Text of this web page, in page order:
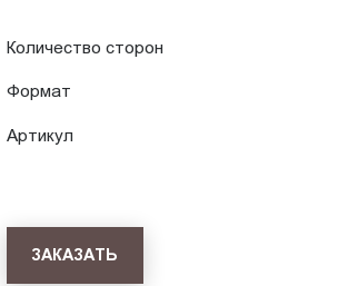
Количество сторон
Формат
Артикул
ЗАКАЗАТЬ